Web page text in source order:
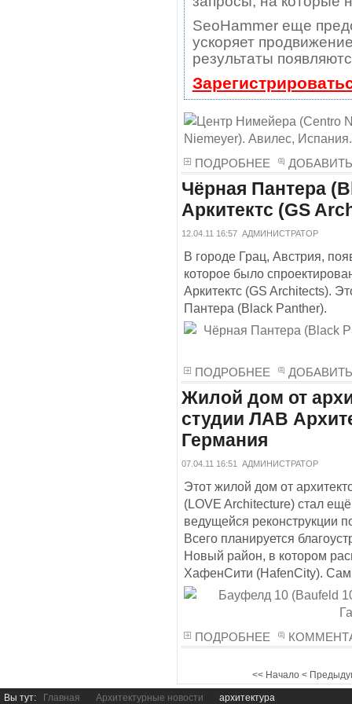
SeoHammer еще
ускоряет
результаты
ПОДРОБНЕЕ
Чёрная Пантера
Аркитектс (GS
12.04.11 16:57 АДМИНИСТРАТОР
В городе Грац, Австрия,
которое было
Аркитектс (GS Architects).
Пантера (Black Panther).
ПОДРОБНЕЕ
Жилой дом от
студии ЛАВ
Германия
07.04.11 16:51 АДМИНИСТРАТОР
Этот жилой дом от
(LOVE Architecture) стал
ведущейся реконструкции
Всего планируется
Новый район, в котором
ХафенСити (HafenCity). Сам
ПОДРОБНЕЕ
<< Начало <
Вы тут: Главная Архитектурные новости архитектура